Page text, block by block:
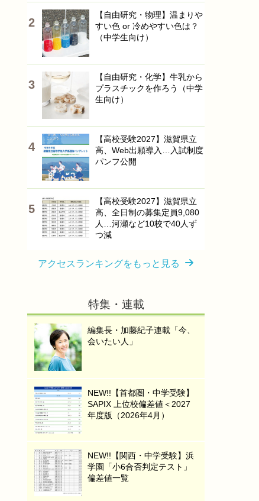
【自由研究・物理】温まりや
すい色 or 冷めやすい色は？
（中学生向け）
【自由研究・化学】牛乳から
プラスチックを作ろう（中学
生向け）
【高校受験2027】滋賀県立
高、Web出願導入…入試制度
パンフ公開
【高校受験2027】滋賀県立
高、全日制の募集定員9,080
人…河瀬など10校で40人ず
つ減
アクセスランキングをもっと見る
特集・連載
編集長・加藤紀子連載「今、
会いたい人」
NEW!!【首都圏・中学受験】
SAPIX 上位校偏差値＜2027
年度版（2026年4月）
NEW!!【関西・中学受験】浜
学園「小6合否判定テスト」
偏差値一覧